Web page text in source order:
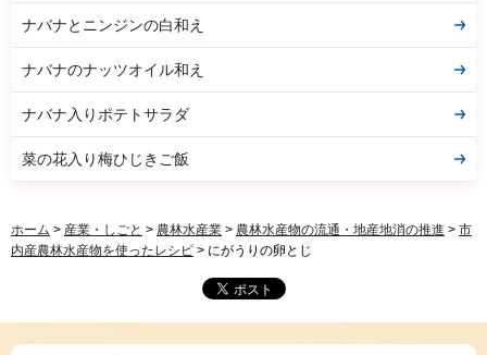
ナバナとニンジンの白和え
ナバナのナッツオイル和え
ナバナ入りポテトサラダ
菜の花入り梅ひじきご飯
ホーム > 産業・しごと > 農林水産業 > 農林水産物の流通・地産地消の推進 > 市
内産農林水産物を使ったレシピ > にがうりの卵とじ